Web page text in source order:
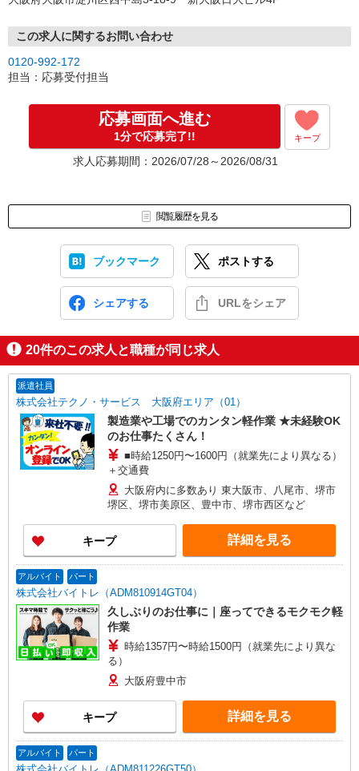
この求人に関するお問い合わせ
0120-992-172
担当：応募受付担当
応募画面へ進む
1分で応募完了!! キープ
求人応募期間：2026/07/28～2026/08/31
閲覧履歴を見る
ブックマーク ポストする
シェアする URLをシェア
20件のこの求人と職種が同じ求人
派遣社員
株式会社テクノ・サービス 大阪府エリア（01）
製造業や工場でのカンタン軽作業 ★未経験OK
のお仕事たくさん！
■時給1250円〜1600円（就業先により異なる）
＋交通費
大阪府内に多数あり 東大阪市、八尾市、堺市
堺区、堺市美原区、豊中市、堺市西区など
キープ 詳細を見る
アルバイト パート
株式会社バイトレ（ADM810914GT04）
久しぶりのお仕事に｜座ってできるモクモク軽
作業
時給1357円〜時給1500円（就業先により異な
る）
大阪府豊中市
キープ 詳細を見る
アルバイト パート